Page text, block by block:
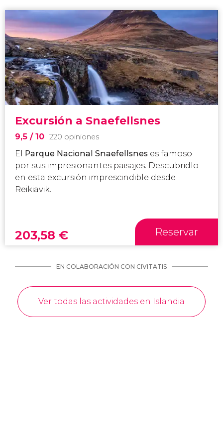
Excursión a Snaefellsnes
9,5 / 10 220 opiniones
El Parque Nacional Snaefellsnes es famoso
por sus impresionantes paisajes. Descubridlo
en esta excursión imprescindible desde
Reikiavik.
203,58 € Reservar
EN COLABORACIÓN CON CIVITATIS
Ver todas las actividades en Islandia